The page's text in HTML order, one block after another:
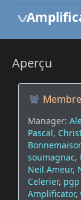
Aperçu
Manager:
Pascal,
soumagnac,
Neil Ameur,
Celerier,
Amplificator,